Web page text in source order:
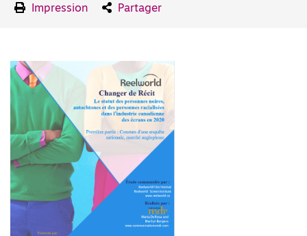
Impression Partager